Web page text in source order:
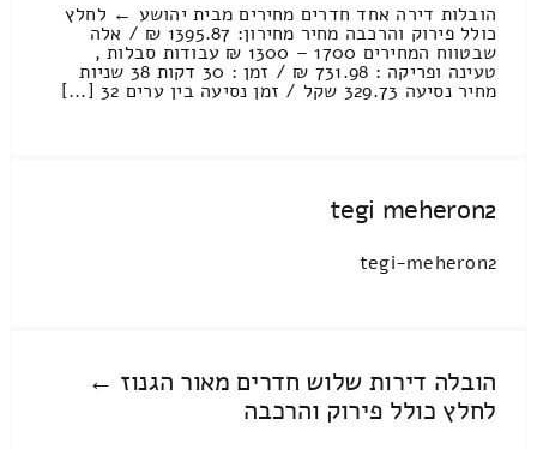
הובלות דירה אחד חדרים מחירים מבית יהושע ← לחלץ
כולל פירוק והרכבה מחיר מחירון: 1395.87 ₪ / אלה
שבטווח המחירים 1700 – 1300 ₪ עבודות סבלות ,
טעינה ופריקה : 731.98 ₪ / זמן : 30 דקות 38 שניות
מחיר נסיעה 329.73 שקל / זמן נסיעה בין ערים 32 [...]
tegi meheron2
tegi-meheron2
הובלה דירות שלוש חדרים מאור הגנוז ←
לחלץ כולל פירוק והרכבה